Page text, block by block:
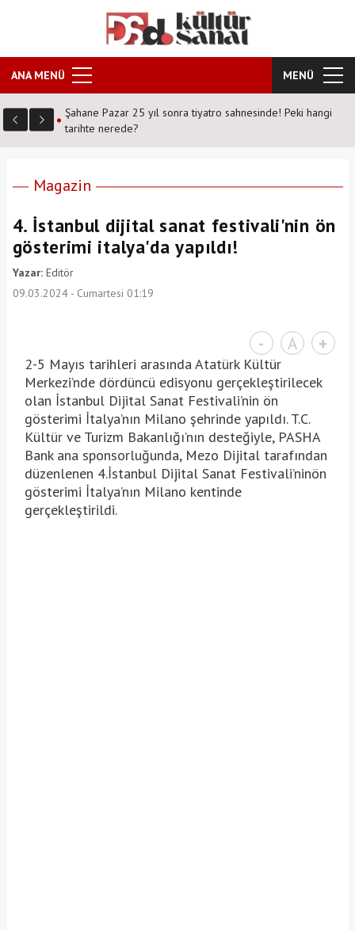
ANA MENÜ MENÜ
DS
Şahane Pazar 25 yıl sonra tiyatro sahnesinde! Peki hangi
tarihte nerede?
Magazin
4. İstanbul dijital sanat festivali'nin ön
gösterimi italya'da yapıldı!
Yazar:Editör
09.03.2024 - Cumartesi 01:19
- A +
2-5 Mayıs tarihleri arasında Atatürk Kültür
Merkezi’nde dördüncü edisyonu gerçekleştirilecek
olan İstanbul Dijital Sanat Festivali’nin ön
gösterimi İtalya’nın Milano şehrinde yapıldı. T.C.
Kültür ve Turizm Bakanlığı’nın desteğiyle, PASHA
Bank ana sponsorluğunda, Mezo Dijital tarafından
düzenlenen 4.İstanbul Dijital Sanat Festivali’ninön
gösterimi İtalya’nın Milano kentinde
gerçekleştirildi.